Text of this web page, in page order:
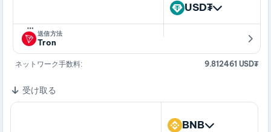
…
USD₮
送信方法
Tron
ネットワーク手数料: 9.812461 USD₮
受け取る
BNB